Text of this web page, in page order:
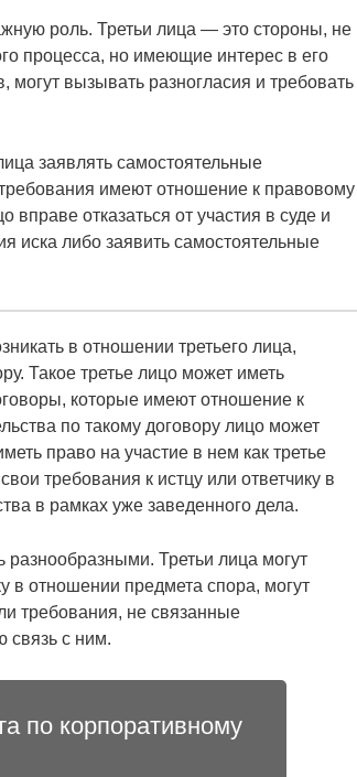
роль. Третьи лица — это стороны, не
процесса, но имеющие интерес в его
вызывать разногласия и требовать
заявлять самостоятельные
имеют отношение к правовому
вправе отказаться от участия в суде и
иска либо заявить самостоятельные
в отношении третьего лица,
Такое третье лицо может иметь
которые имеют отношение к
по такому договору лицо может
право на участие в нем как третье
требования к истцу или ответчику в
в рамках уже заведенного дела.
Третьи лица могут
в отношении предмета спора, могут
требования, не связанные
связь с ним.
по корпоративному